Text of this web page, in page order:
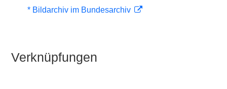
* Bildarchiv im Bundesarchiv
Verknüpfungen